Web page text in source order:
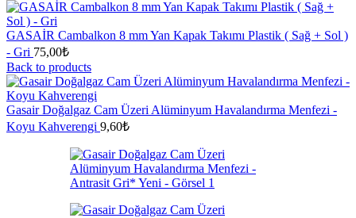
GASAİR Cambalkon 8 mm Yan Kapak Takımı Plastik ( Sağ + Sol )
- Gri 75,00₺
Back to products
Gasair Doğalgaz Cam Üzeri Alüminyum Havalandırma Menfezi -
Koyu Kahverengi 9,60₺